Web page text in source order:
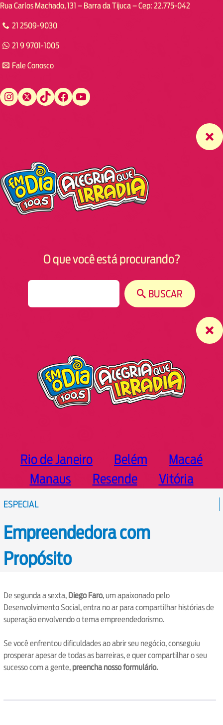
Rua Carlos Machado, 131 – Barra da Tijuca – Cep: 22.775-042
21 2509-9030
21 9 9701-1005
Fale Conosco
Instagram Twitter TikTok Facebook YouTube
O que você está procurando?
BUSCAR
Rio de Janeiro Belém
Macaé
Manaus
Resende Vitória
ESPECIAL
Empreendedora com
Propósito
De segunda a sexta, Diego Faro, um apaixonado pelo
Desenvolvimento Social, entra no ar para compartilhar histórias de
superação envolvendo o tema empreendedorismo.
Se você enfrentou dificuldades ao abrir seu negócio, conseguiu
prosperar apesar de todas as barreiras, e quer compartilhar o seu
sucesso com a gente, preencha nosso formulário.